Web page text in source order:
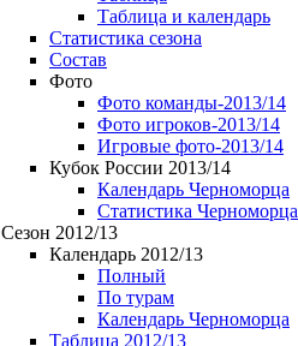
Таблица и календарь
Статистика сезона
Состав
Фото
Фото команды-2013/14
Фото игроков-2013/14
Игровые фото-2013/14
Кубок России 2013/14
Календарь Черноморца
Статистика Черноморца
Сезон 2012/13
Календарь 2012/13
Полный
По турам
Календарь Черноморца
Таблица 2012/13